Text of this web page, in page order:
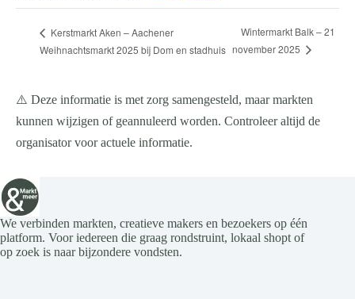
Kerstmarkt Aken – Aachener
Weihnachtsmarkt 2025 bij Dom en stadhuis
Wintermarkt Balk – 21
november 2025
⚠️ Deze informatie is met zorg samengesteld, maar markten
kunnen wijzigen of geannuleerd worden. Controleer altijd de
organisator voor actuele informatie.
We verbinden markten, creatieve makers en bezoekers op één
platform. Voor iedereen die graag rondstruint, lokaal shopt of
op zoek is naar bijzondere vondsten.